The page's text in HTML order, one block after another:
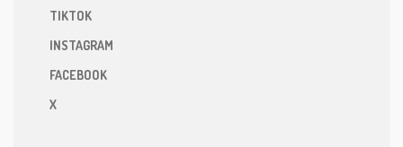
TIKTOK
INSTAGRAM
FACEBOOK
X